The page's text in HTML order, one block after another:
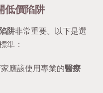
低價陷阱
阱非常重要。以下是選
準：
應該使用專業的醫療